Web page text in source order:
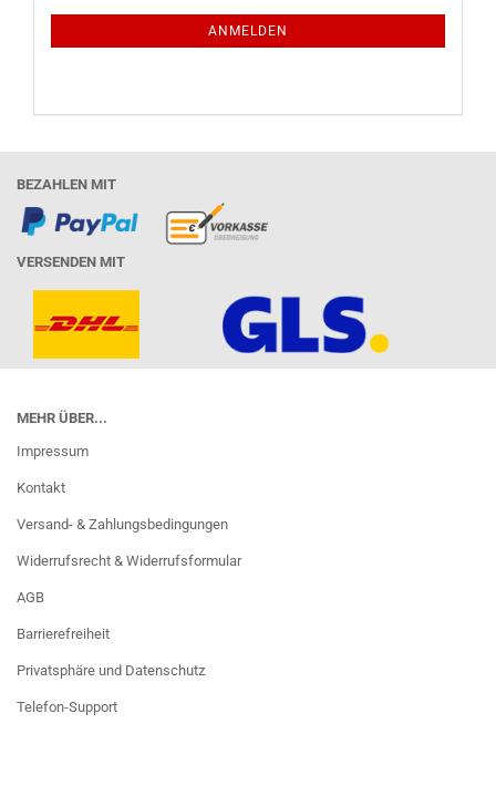
ANMELDEN
BEZAHLEN MIT
VERSENDEN MIT
MEHR ÜBER...
Impressum
Kontakt
Versand- & Zahlungsbedingungen
Widerrufsrecht & Widerrufsformular
AGB
Barrierefreiheit
Privatsphäre und Datenschutz
Telefon-Support